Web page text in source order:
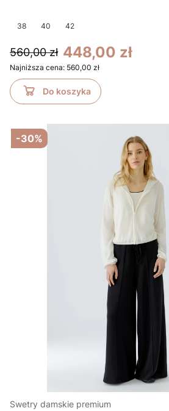
38 40 42
560,00 zł 448,00 zł
Najniższa cena: 560,00 zł
Do koszyka
-30%
Swetry damskie premium